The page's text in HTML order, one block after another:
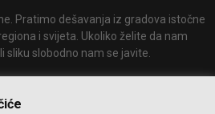
Pratimo dešavanja iz gradova istočne
i svijeta. Ukoliko želite da nam
sliku slobodno nam se javite.